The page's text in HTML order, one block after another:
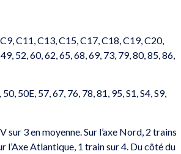
C11, C13, C15, C17, C18, C19, C20,
52, 60, 62, 65, 68, 69, 73, 79, 80, 85, 86,
50E, 57, 67, 76, 78, 81, 95, S1, S4, S9,
3 en moyenne. Sur l’axe Nord, 2 trains
l’Axe Atlantique, 1 train sur 4. Du côté du